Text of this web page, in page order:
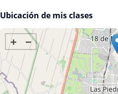
Ubicación de mis clases
+ −